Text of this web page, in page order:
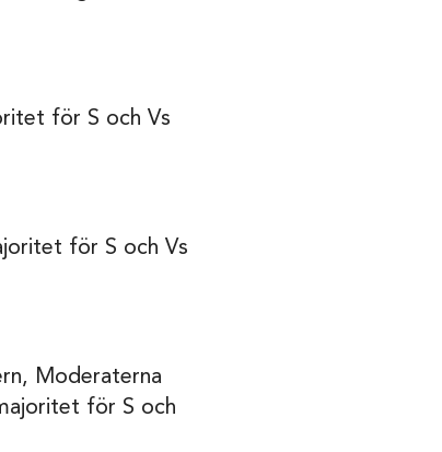
för S och Vs
för S och Vs
Moderaterna
för S och